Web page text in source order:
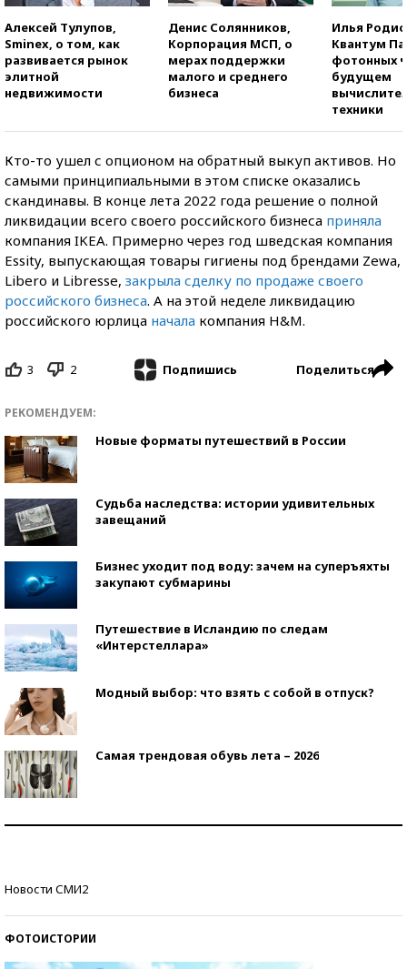
Алексей Тулупов,
Sminex, о том, как
развивается рынок
элитной
недвижимости
Денис Солянников,
Корпорация МСП, о
мерах поддержки
малого и среднего
бизнеса
Илья
Квантум
фотонных
будущем
техники
Кто-то ушел с опционом на обратный выкуп активов. Но
самыми принципиальными в этом списке оказались
скандинавы. В конце лета 2022 года решение о полной
ликвидации всего своего российского бизнеса приняла
компания IKEA. Примерно через год шведская компания
Essity, выпускающая товары гигиены под брендами Zewa,
Libero и Libresse, закрыла сделку по продаже своего
российского бизнеса. А на этой неделе ликвидацию
российского юрлица начала компания H&M.
3 2 Подпишись Поделиться
РЕКОМЕНДУЕМ:
Новые форматы путешествий в России
Судьба наследства: истории удивительных
завещаний
Бизнес уходит под воду: зачем на суперъяхты
закупают субмарины
Путешествие в Исландию по следам
«Интерстеллара»
Модный выбор: что взять с собой в отпуск?
Самая трендовая обувь лета – 2026
Новости СМИ2
ФОТОИСТОРИИ